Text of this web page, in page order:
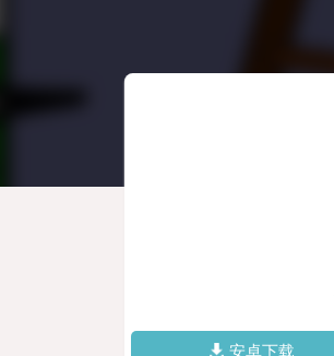
安卓下载